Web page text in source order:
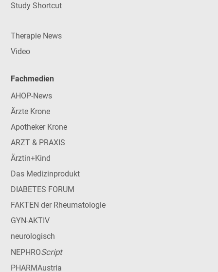
Study Shortcut
Therapie News
Video
Fachmedien
AHOP-News
Ärzte Krone
Apotheker Krone
ARZT & PRAXIS
Ärztin+Kind
Das Medizinprodukt
DIABETES FORUM
FAKTEN der Rheumatologie
GYN-AKTIV
neurologisch
NEPHROScript
PHARMAustria